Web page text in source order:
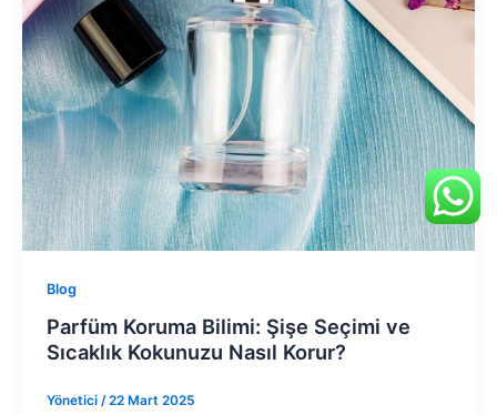
Blog
Parfüm Koruma Bilimi: Şişe Seçimi ve
Sıcaklık Kokunuzu Nasıl Korur?
Yönetici /22 Mart 2025